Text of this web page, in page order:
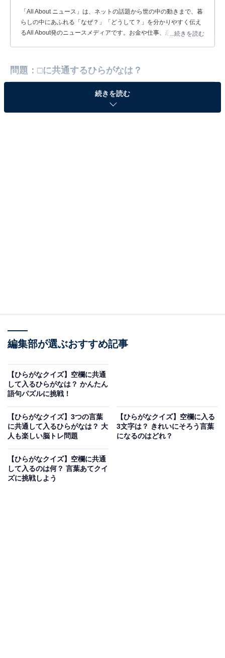
「All About ニュース」は、ネットの話題から世の中の動きまで、暮
らしの中にあふれる「なぜ？」「どうして？」を分かりやすく伝え
るAll About発のニュースメディアです。お金や仕事、恋愛、ITに関
...続きを読む
問題：□に共通するひらがなは？
み□□こみ
速に次ぐ驚異的な速さを表す言葉、そして日本伝統の発
酵食品を使った名古屋の名物料理を思い浮かべてみてく
続きを読む
編集部が選ぶおすすめ記事
【ひらがなクイズ】空欄に共通
して入るひらがなは？ かんたん
語句パズルに挑戦！
【ひらがなクイズ】3つの言葉
に共通して入るひらがなは？ 大
人も楽しい脳トレ問題
【ひらがなクイズ】空欄に入る
3文字は？ きれいにそろう言葉
になるのはどれ？
【ひらがなクイズ】空欄に共通
して入るのは何？ 言葉あてクイ
ズに挑戦しよう